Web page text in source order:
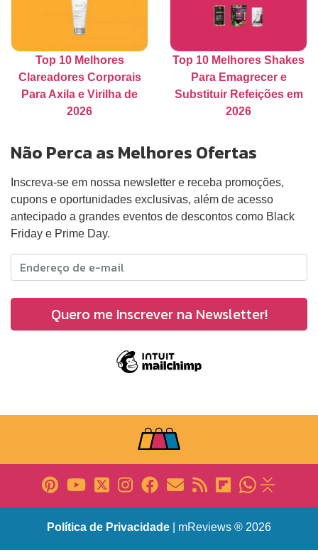
Top 10 Melhores
Clareadores Corporais
Para Axila e Virilha de
2026
Top 10 Melhores Shakes
Para Emagrecer e
Substituir Refeições em
2026
Não Perca as Melhores Ofertas
Inscreva-se em nossa newsletter e receba promoções,
cupons e oportunidades exclusivas, além de acesso
antecipado a grandes eventos de descontos como Black
Friday e Prime Day.
Política de Privacidade | mReviews ® 2026